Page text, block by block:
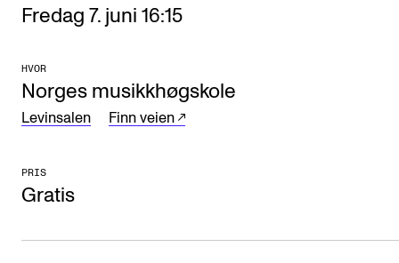
Arrangementer og konserter
Nyheter og historier
INFO
Fredag 7. juni 16:15
HVOR
Norges musikkhøgskole
Levinsalen Finn veien
PRIS
Gratis